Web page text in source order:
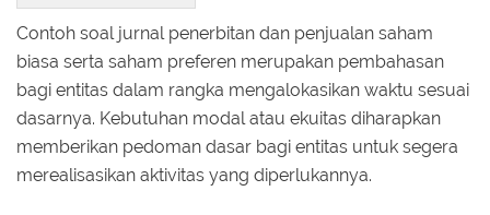
Contoh soal jurnal penerbitan dan penjualan saham
biasa serta saham preferen merupakan pembahasan
bagi entitas dalam rangka mengalokasikan waktu sesuai
dasarnya. Kebutuhan modal atau ekuitas diharapkan
memberikan pedoman dasar bagi entitas untuk segera
merealisasikan aktivitas yang diperlukannya.